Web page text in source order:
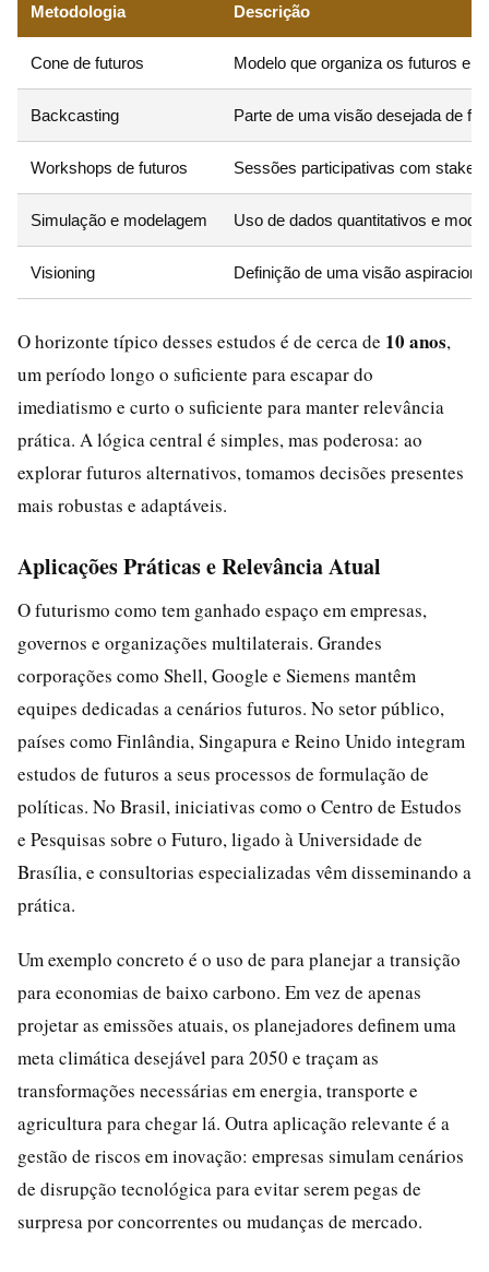
Metodologia Descrição
Cone de futuros Modelo que organiza os futuros
Backcasting Parte de uma visão desejada de
Workshops de futuros Sessões participativas com
Simulação e modelagem Uso de dados quantitativos e
Visioning Definição de uma visão
O horizonte típico desses estudos é de cerca de 10 anos,
um período longo o suficiente para escapar do
imediatismo e curto o suficiente para manter relevância
prática. A lógica central é simples, mas poderosa: ao
explorar futuros alternativos, tomamos decisões presentes
mais robustas e adaptáveis.
Aplicações Práticas e Relevância Atual
O futurismo como tem ganhado espaço em empresas,
governos e organizações multilaterais. Grandes
corporações como Shell, Google e Siemens mantêm
equipes dedicadas a cenários futuros. No setor público,
países como Finlândia, Singapura e Reino Unido integram
estudos de futuros a seus processos de formulação de
políticas. No Brasil, iniciativas como o Centro de Estudos
e Pesquisas sobre o Futuro, ligado à Universidade de
Brasília, e consultorias especializadas vêm disseminando a
prática.
Um exemplo concreto é o uso de para planejar a transição
para economias de baixo carbono. Em vez de apenas
projetar as emissões atuais, os planejadores definem uma
meta climática desejável para 2050 e traçam as
transformações necessárias em energia, transporte e
agricultura para chegar lá. Outra aplicação relevante é a
gestão de riscos em inovação: empresas simulam cenários
de disrupção tecnológica para evitar serem pegas de
surpresa por concorrentes ou mudanças de mercado.